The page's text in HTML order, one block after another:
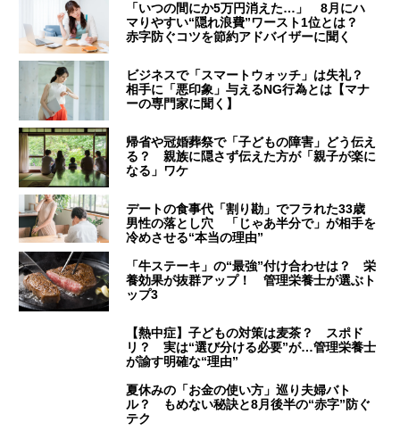
「いつの間にか5万円消えた…」 8月にハ
マりやすい“隠れ浪費”ワースト1位とは？
赤字防ぐコツを節約アドバイザーに聞く
ビジネスで「スマートウォッチ」は失礼？
相手に「悪印象」与えるNG行為とは【マナ
ーの専門家に聞く】
帰省や冠婚葬祭で「子どもの障害」どう伝え
る？ 親族に隠さず伝えた方が「親子が楽に
なる」ワケ
デートの食事代「割り勘」でフラれた33歳
男性の落とし穴 「じゃあ半分で」が相手を
冷めさせる“本当の理由”
「牛ステーキ」の“最強”付け合わせは？ 栄
養効果が抜群アップ！ 管理栄養士が選ぶト
ップ3
【熱中症】子どもの対策は麦茶？ スポド
リ？ 実は“選び分ける必要”が…管理栄養士
が諭す明確な“理由”
夏休みの「お金の使い方」巡り夫婦バト
ル？ もめない秘訣と8月後半の“赤字”防ぐ
テク